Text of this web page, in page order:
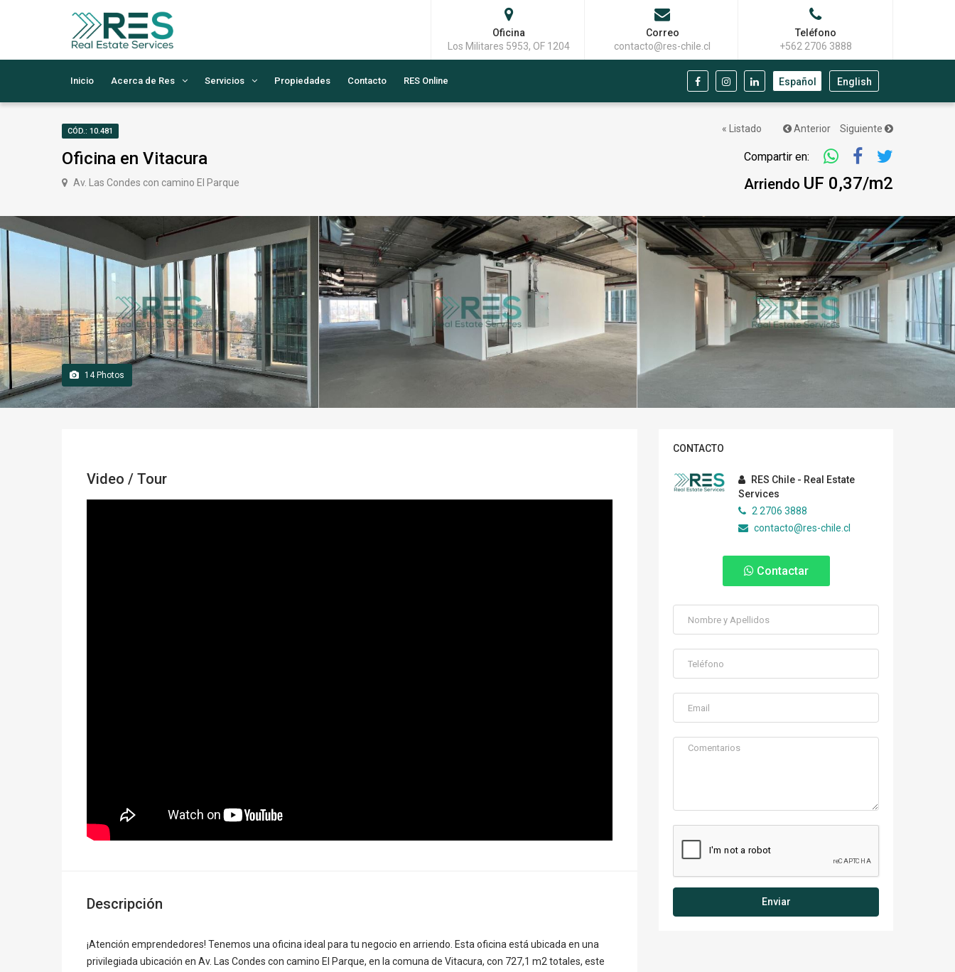
Oficina
Los Militares 5953, OF 1204
Correo
contacto@res-chile.cl
Teléfono
+562 2706 3888
Inicio Acerca de Res Servicios Propiedades Contacto RES Online Español English
CÓD.: 10.481
Oficina en Vitacura
Av. Las Condes con camino El Parque
« Listado Anterior Siguiente
Compartir en:
Arriendo UF 0,37/m2
14Photos
Video / Tour
Descripción
¡Atención emprendedores! Tenemos una oficina ideal para tu negocio en arriendo. Esta oficina está ubicada en una
privilegiada ubicación en Av. Las Condes con camino El Parque, en la comuna de Vitacura, con 727,1 m2 totales, este
CONTACTO
RES Chile - Real Estate
Services
2 2706 3888
contacto@res-chile.cl
Contactar
Enviar